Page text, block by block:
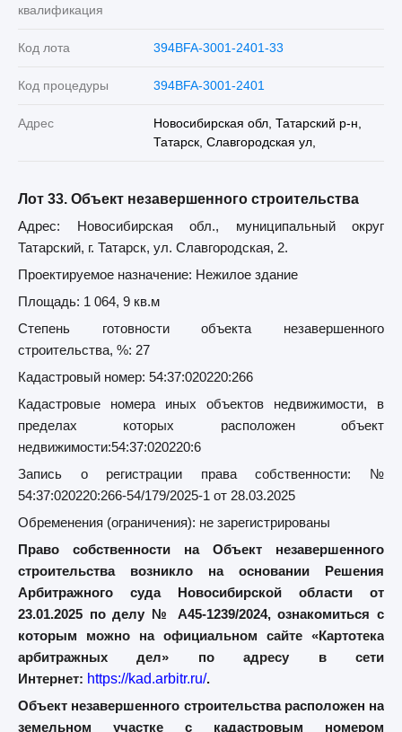
квалификация
Код лота 394BFA-3001-2401-33
Код процедуры 394BFA-3001-2401
Адрес
Новосибирская обл, Татарский р-н,
Татарск, Славгородская ул,
Лот 33. Объект незавершенного строительства
Адрес: Новосибирская обл., муниципальный округ
Татарский, г. Татарск, ул. Славгородская, 2.
Проектируемое назначение: Нежилое здание
Площадь: 1 064, 9 кв.м
Степень готовности объекта незавершенного
строительства, %: 27
Кадастровый номер: 54:37:020220:266
Кадастровые номера иных объектов недвижимости, в
пределах которых расположен объект
недвижимости:54:37:020220:6
Запись о регистрации права собственности: №
54:37:020220:266-54/179/2025-1 от 28.03.2025
Обременения (ограничения): не зарегистрированы
Право собственности на Объект незавершенного
строительства возникло на основании Решения
Арбитражного суда Новосибирской области от
23.01.2025 по делу № А45-1239/2024, ознакомиться с
которым можно на официальном сайте «Картотека
арбитражных дел» по адресу в сети
Интернет: https://kad.arbitr.ru/.
Объект незавершенного строительства расположен на
земельном участке с кадастровым номером